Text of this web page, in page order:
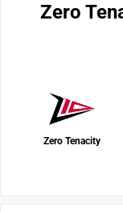
Zero
Zero Tenacity